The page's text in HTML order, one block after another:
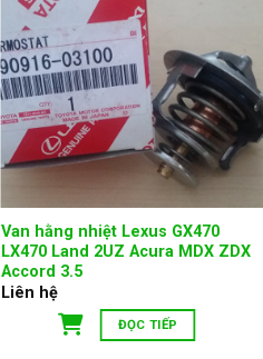
Van hằng nhiệt Lexus GX470
LX470 Land 2UZ Acura MDX ZDX
Accord 3.5
Liên hệ
ĐỌC TIẾP